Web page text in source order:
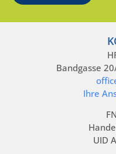
Bandgasse
Ihre
UID